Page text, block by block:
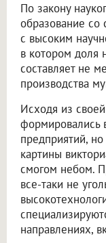
По закону
образование со
с высоким
в котором доля
составляет не
производства
Исходя из
формировались
предприятий, но
картины
смогом небом.
все-таки не
направлениях,